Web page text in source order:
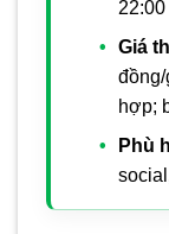
Giá
hợp;
Phù